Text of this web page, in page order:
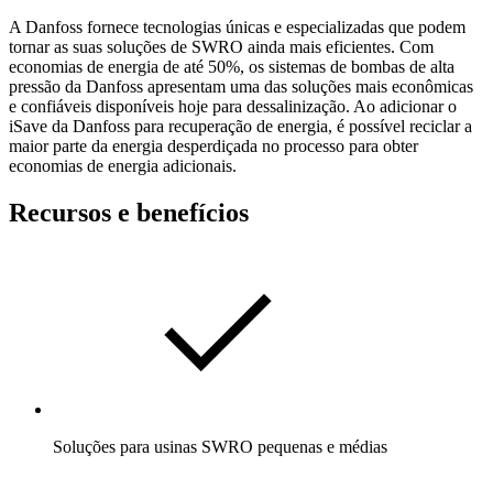
A Danfoss fornece tecnologias únicas e especializadas que podem
tornar as suas soluções de SWRO ainda mais eficientes. Com
economias de energia de até 50%, os sistemas de bombas de alta
pressão da Danfoss apresentam uma das soluções mais econômicas
e confiáveis disponíveis hoje para dessalinização. Ao adicionar o
iSave da Danfoss para recuperação de energia, é possível reciclar a
maior parte da energia desperdiçada no processo para obter
economias de energia adicionais.
Recursos e benefícios
Soluções para usinas SWRO pequenas e médias